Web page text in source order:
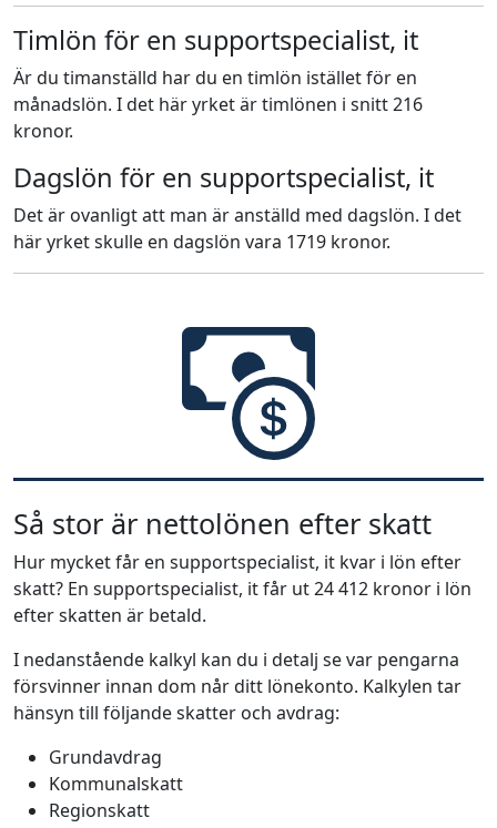
Timlön för en supportspecialist, it
Är du timanställd har du en timlön istället för en
månadslön. I det här yrket är timlönen i snitt 216
kronor.
Dagslön för en supportspecialist, it
Det är ovanligt att man är anställd med dagslön. I det
här yrket skulle en dagslön vara 1719 kronor.
Så stor är nettolönen efter skatt
Hur mycket får en supportspecialist, it kvar i lön efter
skatt? En supportspecialist, it får ut 24 412 kronor i lön
efter skatten är betald.
I nedanstående kalkyl kan du i detalj se var pengarna
försvinner innan dom når ditt lönekonto. Kalkylen tar
hänsyn till följande skatter och avdrag:
Grundavdrag
Kommunalskatt
Regionskatt